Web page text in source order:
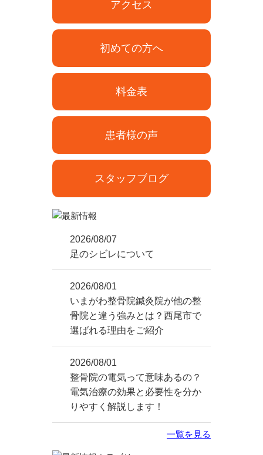
アクセス
初めての方へ
料金表
患者様の声
スタッフブログ
2026/08/07
足のシビレについて
2026/08/01
いまがわ整骨院鍼灸院が他の整
骨院と違う強みとは？西尾市で
選ばれる理由をご紹介
2026/08/01
整骨院の電気って意味あるの？
電気治療の効果と必要性を分か
りやすく解説します！
一覧を見る